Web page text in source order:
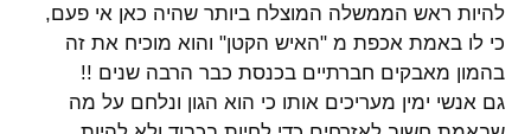
להיות ראש הממשלה המוצלח ביותר שהיה כאן אי פעם,
כי לו באמת אכפת מ "האיש הקטן" והוא מוכיח את זה
בהמון מאבקים חברתיים בכנסת כבר הרבה שנים !!
גם אנשי ימין מעריכים אותו כי הוא הגון ונלחם על מה